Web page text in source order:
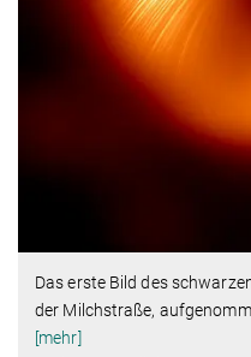
Das erste Bild des
der Milchstraße,
[mehr]